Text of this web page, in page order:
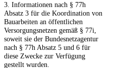
3. Informationen nach § 77h
Absatz 3 für die Koordination von
Bauarbeiten an öffentlichen
Versorgungsnetzen gemäß § 77i,
soweit sie der Bundesnetzagentur
nach § 77h Absatz 5 und 6 für
diese Zwecke zur Verfügung
gestellt wurden.